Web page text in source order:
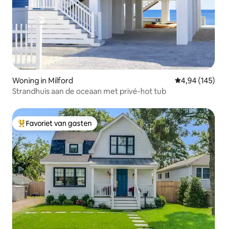
Woning in Milford Gemiddelde
4,94 (145)
Strandhuis aan de oceaan met privé-hot tub
Topfavoriet van gasten
Favoriet van gasten